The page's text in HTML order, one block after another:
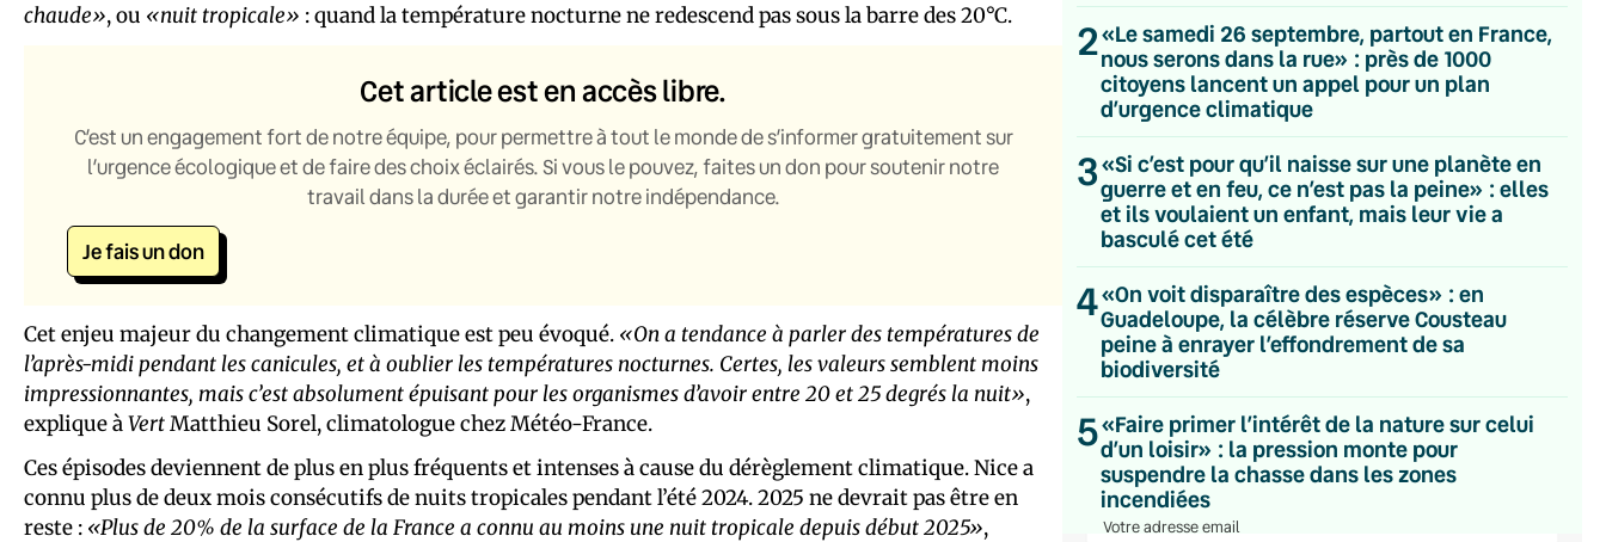
chaude», ou «nuit tropicale» : quand la température nocturne ne redescend pas sous la barre des 20°C.
Cet article est en accès libre.
C’est un engagement fort de notre équipe, pour permettre à tout le monde de s’informer gratuitement sur
l’urgence écologique et de faire des choix éclairés. Si vous le pouvez, faites un don pour soutenir notre
travail dans la durée et garantir notre indépendance.
Je fais un don
Cet enjeu majeur du changement climatique est peu évoqué. «On a tendance à parler des températures de
l’après-midi pendant les canicules, et à oublier les températures nocturnes. Certes, les valeurs semblent moins
impressionnantes, mais c’est absolument épuisant pour les organismes d’avoir entre 20 et 25 degrés la nuit»,
explique àVertMatthieu Sorel, climatologue chez Météo-France.
Ces épisodes deviennent de plus en plus fréquents et intenses à cause du dérèglement climatique. Nice a
connu plus de deux mois consécutifs de nuits tropicales pendant l’été 2024. 2025 ne devrait pas être en
reste : «Plus de 20% de la surface de la France a connu au moins une nuit tropicale depuis début 2025»,
2«Le samedi 26 septembre, partout en France,
nous serons dans la rue» : près de 1000
citoyens lancent un appel pour un plan
d’urgence climatique
3«Si c’est pour qu’il naisse sur une planète en
guerre et en feu, ce n’est pas la peine» : elles
et ils voulaient un enfant, mais leur vie a
basculé cet été
4«On voit disparaître des espèces» : en
Guadeloupe, la célèbre réserve Cousteau
peine à enrayer l’effondrement de sa
biodiversité
5«Faire primer l’intérêt de la nature sur celui
d’un loisir» : la pression monte pour
suspendre la chasse dans les zones
incendiées
💌 Inscrivez-vous à nos newsletters
Quotidienne
Du lundi au vendredi
Hebdomadaire
Le samedi
Chaleurs Actuelles
Une fois par mois
C’était Mieux Après
Occasionnelle